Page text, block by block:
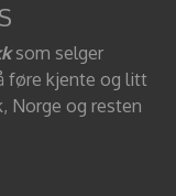
som selger
føre kjente og litt
Norge og resten